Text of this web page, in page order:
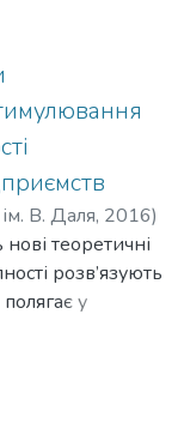
на його
ЦК України
всієї
В. Даля, 2016)
Serhii
нові теоретичні
розв’язують
у